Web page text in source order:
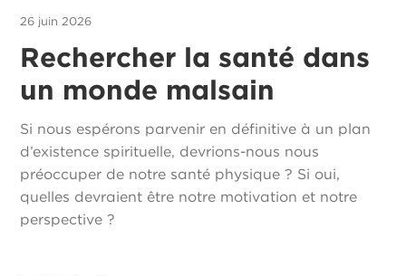
26 juin 2026
Rechercher la santé dans
un monde malsain
Si nous espérons parvenir en définitive à un plan
d’existence spirituelle, devrions-nous nous
préoccuper de notre santé physique ? Si oui,
quelles devraient être notre motivation et notre
perspective ?